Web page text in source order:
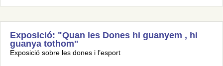
Exposició: "Quan les Dones hi guanyem , hi
guanya tothom"
Exposició sobre les dones i l’esport